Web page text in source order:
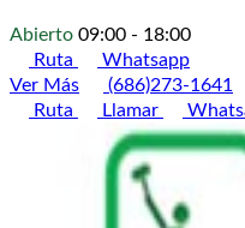
Abierto 09:00 - 18:00
Ruta
Whatsapp
Ver Más
(686)273-1641
Ruta
Llamar